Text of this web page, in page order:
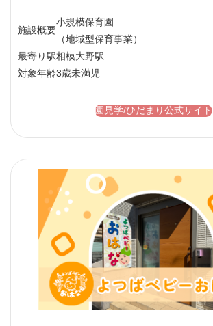
施設概要
小規模保育園
（地域型保育事業）
最寄り駅相模大野駅
対象年齢3歳未満児
園見学/ひだまり公式サイト